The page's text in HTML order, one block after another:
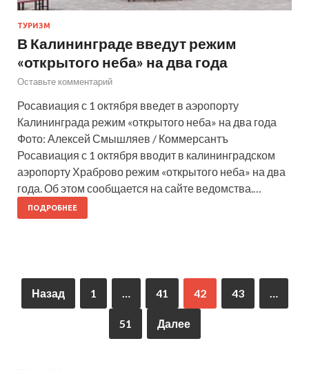
ТУРИЗМ
В Калининграде введут режим
«открытого неба» на два года
Оставьте комментарий
Росавиация с 1 октября введет в аэропорту
Калининграда режим «открытого неба» на два года
Фото: Алексей Смышляев / Коммерсантъ
Росавиация с 1 октября вводит в калининградском
аэропорту Храброво режим «открытого неба» на два
года. Об этом сообщается на сайте ведомства.…
ПОДРОБНЕЕ
Назад 1 … 41 42 43 …
51 Далее